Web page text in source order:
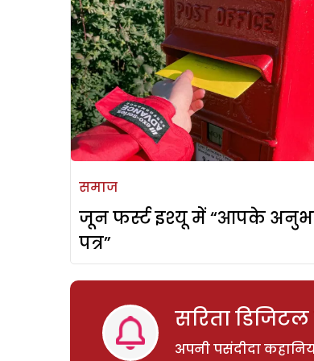
समाज
जून फर्स्ट इश्यू में “आपके
पत्र”
सरिता
अपनी पसंदीदा